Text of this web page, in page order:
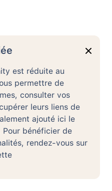
?
est réduite au
permettre de
consulter vos
leurs liens de
ajouté ici le
bénéficier de
rendez-vous sur